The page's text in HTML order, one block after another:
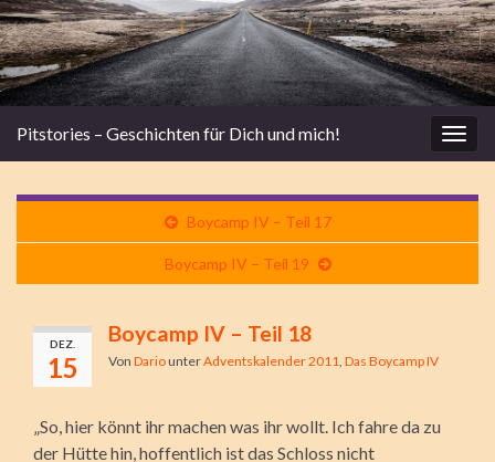
Pitstories – Geschichten für Dich und mich!
Boycamp IV – Teil 17
Boycamp IV – Teil 19
DEZ.
15
Boycamp IV – Teil 18
Von DariounterAdventskalender 2011 Das Boycamp IV
„So, hier könnt ihr machen was ihr wollt. Ich fahre da zu
der Hütte hin, hoffentlich ist das Schloss nicht